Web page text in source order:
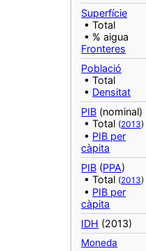
Superfície
• Total
• % aigua
Fronteres
Població
• Total
• Densitat
PIB (nominal)
• Total (2013)
• PIB per
càpita
PIB (PPA)
• Total (2013)
• PIB per
càpita
IDH (2013)
Moneda